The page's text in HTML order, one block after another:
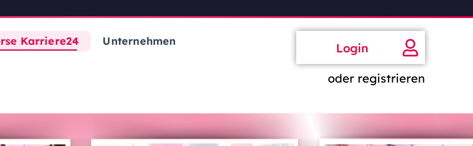
Karriere24 Unternehmen Login
oder registrieren